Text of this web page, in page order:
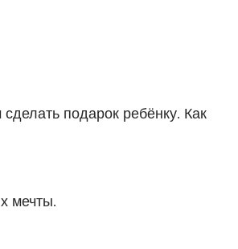
подарок ребёнку. Как
мечты.